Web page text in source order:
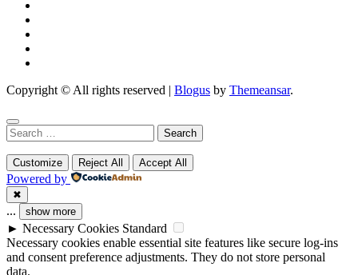
Copyright © All rights reserved | Blogus by Themeansar.
Search
for:
Customize Reject All Accept All
Powered by
✖
... show more
► Necessary Cookies Standard
Necessary cookies enable essential site features like secure log-ins
and consent preference adjustments. They do not store personal
data.